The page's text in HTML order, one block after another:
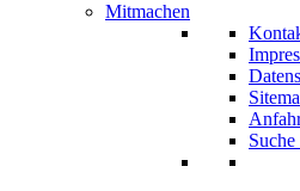
Mitmachen